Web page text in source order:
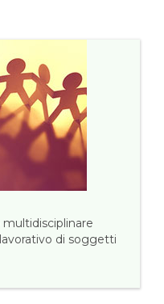
di soggetti